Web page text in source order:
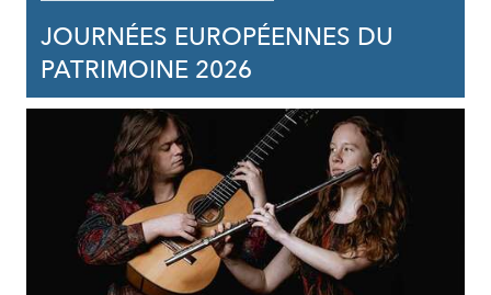
JOURNÉES EUROPÉENNES DU
PATRIMOINE 2026